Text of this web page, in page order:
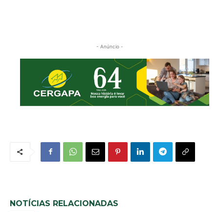
- Anúncio -
NOTÍCIAS RELACIONADAS